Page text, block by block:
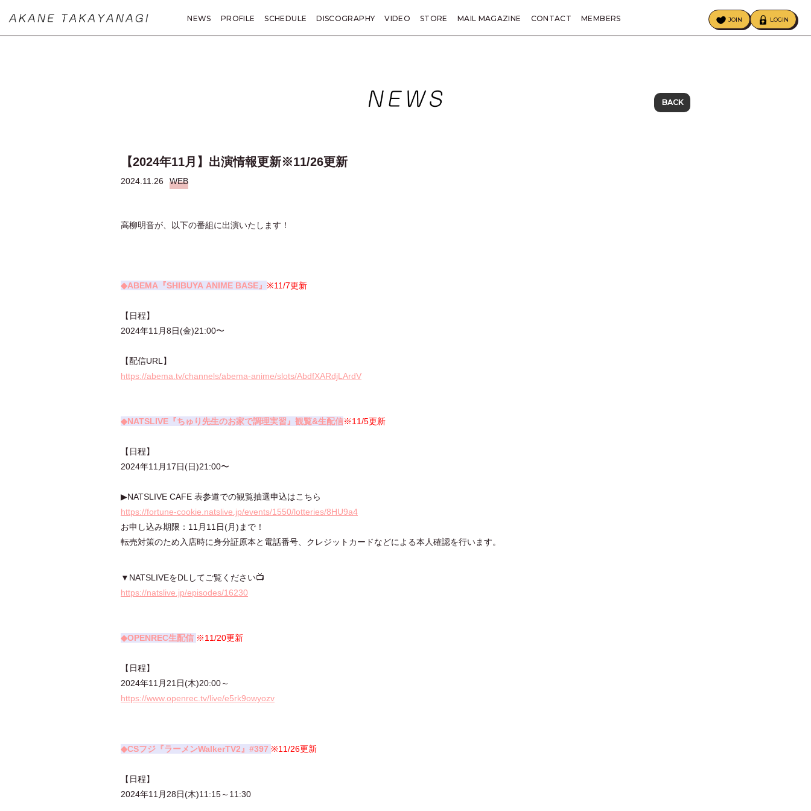
NEWS PROFILE SCHEDULE DISCOGRAPHY VIDEO STORE MAIL MAGAZINE CONTACT MEMBERS JOIN LOGIN
BACK
【2024年11月】出演情報更新※11/26更新
2024.11.26 WEB
高柳明音が、以下の番組に出演いたします！
◆ABEMA『SHIBUYA ANIME BASE』 ※11/7更新
【日程】
2024年11月8日(金)21:00〜
【配信URL】
https://abema.tv/channels/abema-anime/slots/AbdfXARdjLArdV
◆NATSLIVE『ちゅり先生のお家で調理実習』観覧&生配信※11/5更新
【日程】
2024年11月17日(日)21:00〜
▶NATSLIVE CAFE 表参道での観覧抽選申込はこちら
https://fortune-cookie.natslive.jp/events/1550/lotteries/8HU9a4
お申し込み期限：11月11日(月)まで！
転売対策のため入店時に身分証原本と電話番号、クレジットカードなどによる本人確認を行います。
▼NATSLIVEをDLしてご覧ください📺
https://natslive.jp/episodes/16230
◆OPENREC生配信 ※11/20更新
【日程】
2024年11月21日(木)20:00～
https://www.openrec.tv/live/e5rk9owyozv
◆CSフジ『ラーメンWalkerTV2』#397 ※11/26更新
【日程】
2024年11月28日(木)11:15～11:30